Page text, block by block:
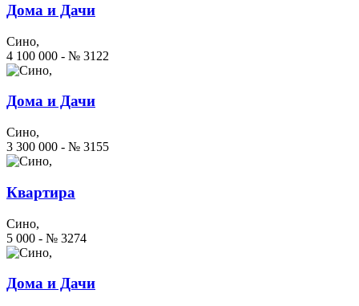
Дома и Дачи
Сино,
4 100 000 - № 3122
Дома и Дачи
Сино,
3 300 000 - № 3155
Квартира
Сино,
5 000 - № 3274
Дома и Дачи